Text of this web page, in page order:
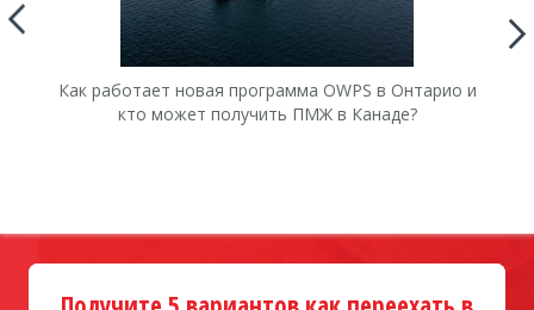
Как работает новая программа OWPS в Онтарио и
кто может получить ПМЖ в Канаде?